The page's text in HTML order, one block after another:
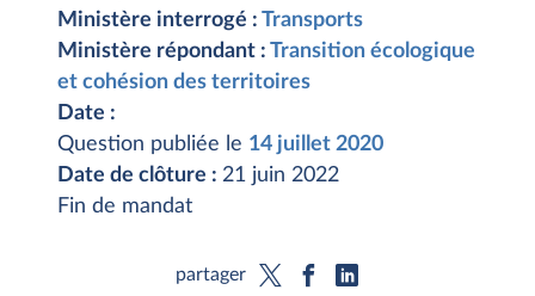
Ministère interrogé : Transports
Ministère répondant : Transition écologique
et cohésion des territoires
Date :
Question publiée le 14 juillet 2020
Date de clôture : 21 juin 2022
Fin de mandat
partager